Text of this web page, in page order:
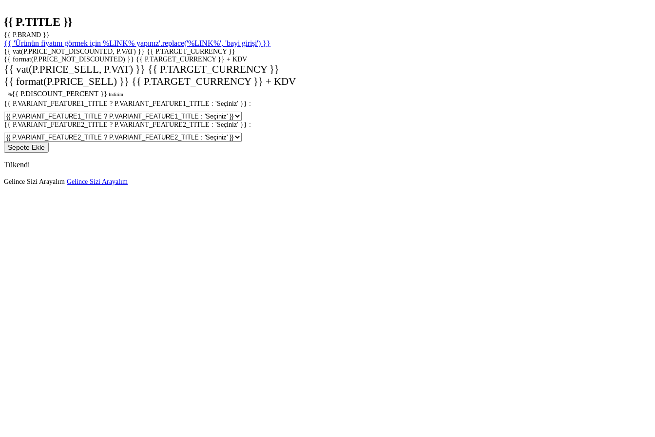
{{ P.TITLE }}
{{ P.BRAND }}
{{ 'Ürünün fiyatını görmek için %LINK% yapınız'.replace('%LINK%', 'bayi girişi') }}
{{ vat(P.PRICE_NOT_DISCOUNTED, P.VAT) }} {{ P.TARGET_CURRENCY }}
{{ format(P.PRICE_NOT_DISCOUNTED) }} {{ P.TARGET_CURRENCY }} + KDV
{{ vat(P.PRICE_SELL, P.VAT) }} {{ P.TARGET_CURRENCY }}
{{ format(P.PRICE_SELL) }} {{ P.TARGET_CURRENCY }} + KDV
%{{ P.DISCOUNT_PERCENT }} İndirim
{{ P.VARIANT_FEATURE1_TITLE ? P.VARIANT_FEATURE1_TITLE : 'Seçiniz' }} :
{{ P.VARIANT_FEATURE2_TITLE ? P.VARIANT_FEATURE2_TITLE : 'Seçiniz' }} :
Sepete Ekle
Tükendi
Gelince Sizi Arayalım Gelince Sizi Arayalım